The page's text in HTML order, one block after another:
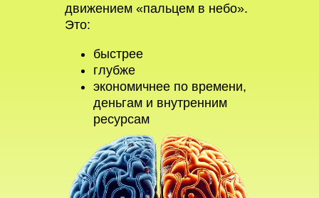
движением «пальцем в небо».
Это:
быстрее
глубже
экономичнее по времени,
деньгам и внутренним
ресурсам